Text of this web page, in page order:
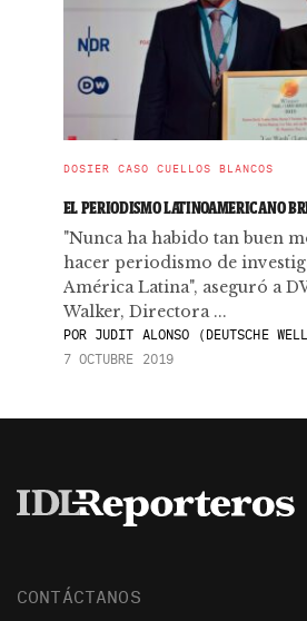
DOSIER CASO CUELLOS BLANCOS
EL PERIODISMO LATINOAMERICANO
"Nunca ha habido tan buen
hacer periodismo de
América Latina", aseguró a
Walker, Directora ...
PORJUDIT ALONSO (DEUTSCHE
7 OCTUBRE 2019
CONTÁCTANOS